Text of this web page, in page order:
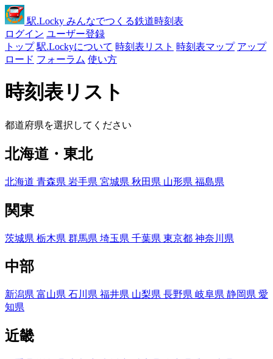
駅.Locky みんなでつくる鉄道時刻表
ログイン ユーザー登録
トップ 駅.Lockyについて 時刻表リスト 時刻表マップ アップ
ロード フォーラム 使い方
時刻表リスト
都道府県を選択してください
北海道・東北
北海道 青森県 岩手県 宮城県 秋田県 山形県 福島県
関東
茨城県 栃木県 群馬県 埼玉県 千葉県 東京都 神奈川県
中部
新潟県 富山県 石川県 福井県 山梨県 長野県 岐阜県 静岡県 愛
知県
近畿